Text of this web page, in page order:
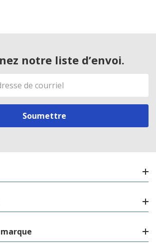
notre liste d’envoi.